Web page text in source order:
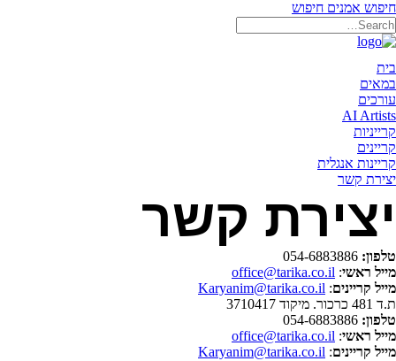
חיפוש אמנים חיפוש
בית
במאים
עורכים
AI Artists
קרייניות
קריינים
קריינות אנגלית
יצירת קשר
יצירת קשר
טלפון:
מייל ראשי:
office@tarika.co.il
מייל קריינים:
Karyanim@tarika.co.il
ת.ד 481 כרכור. מיקוד 3710417
טלפון:
מייל ראשי:
office@tarika.co.il
מייל קריינים:
Karyanim@tarika.co.il